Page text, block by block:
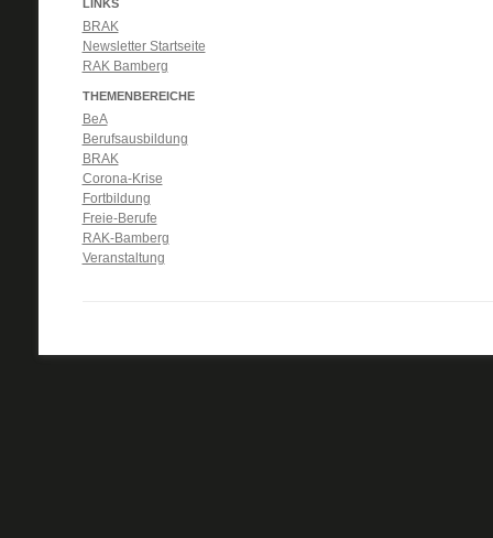
LINKS
BRAK
Newsletter Startseite
RAK Bamberg
THEMENBEREICHE
BeA
Berufsausbildung
BRAK
Corona-Krise
Fortbildung
Freie-Berufe
RAK-Bamberg
Veranstaltung